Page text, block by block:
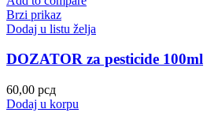
Brzi prikaz
Dodaj u listu želja
DOZATOR za pesticide 100ml
60,00 рсд
Dodaj u korpu